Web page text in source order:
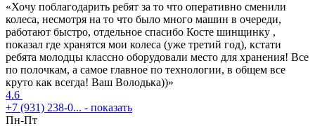
«Хочу поблагодарить ребят за то что оперативно сменили
колеса, несмотря на то что было много машин в очереди,
работают быстро, отдельное спасибо Косте шинщинку ,
показал где хранятся мои колеса (уже третий год), кстати
ребята молодцы классно оборудовали место для хранения! Все
по полочкам, а самое главное по технологии, в общем все
круто как всегда! Ваш Володька))»
4.6
+7 (931) 238-0... - показать
Пн-Пт